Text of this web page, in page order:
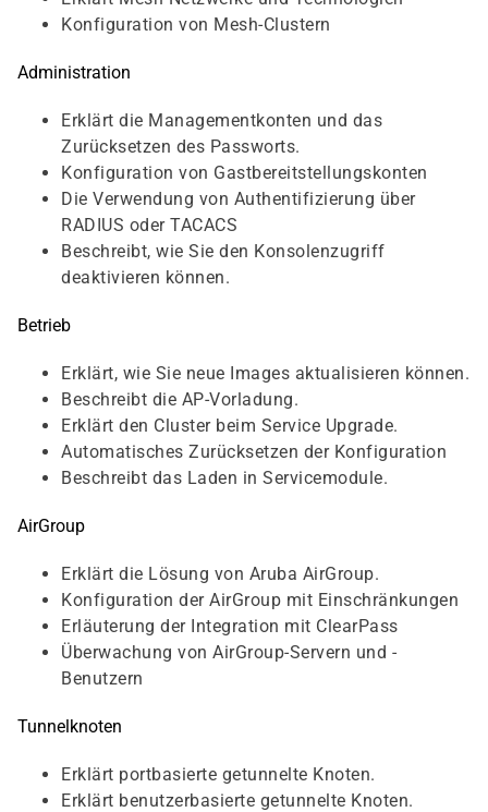
Konfiguration von Mesh-Clustern
Administration
Erklärt die Managementkonten und das
Zurücksetzen des Passworts.
Konfiguration von Gastbereitstellungskonten
Die Verwendung von Authentifizierung über
RADIUS oder TACACS
Beschreibt, wie Sie den Konsolenzugriff
deaktivieren können.
Betrieb
Erklärt, wie Sie neue Images aktualisieren können.
Beschreibt die AP-Vorladung.
Erklärt den Cluster beim Service Upgrade.
Automatisches Zurücksetzen der Konfiguration
Beschreibt das Laden in Servicemodule.
AirGroup
Erklärt die Lösung von Aruba AirGroup.
Konfiguration der AirGroup mit Einschränkungen
Erläuterung der Integration mit ClearPass
Überwachung von AirGroup-Servern und -
Benutzern
Tunnelknoten
Erklärt portbasierte getunnelte Knoten.
Erklärt benutzerbasierte getunnelte Knoten.